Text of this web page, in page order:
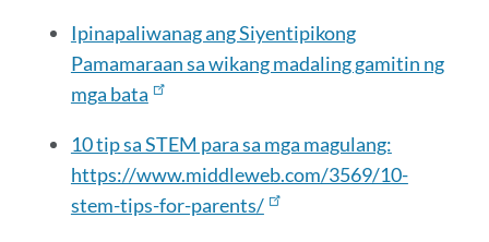
Ipinapaliwanag ang Siyentipikong
Pamamaraan sa wikang madaling gamitin ng
mga bata
10 tip sa STEM para sa mga magulang:
https://www.middleweb.com/3569/10-
stem-tips-for-parents/